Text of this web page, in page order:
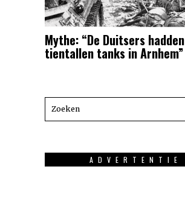
Mythe: “De Duitsers hadden
tientallen tanks in Arnhem”
ADVERTENTIE